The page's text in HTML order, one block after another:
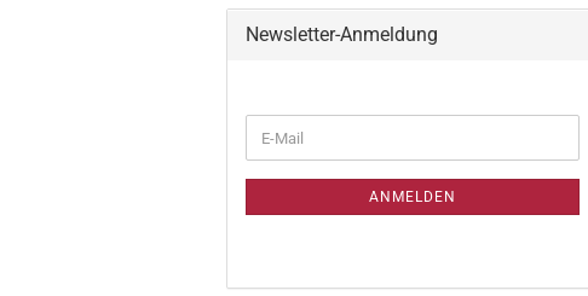
Newsletter-Anmeldung
ANMELDEN